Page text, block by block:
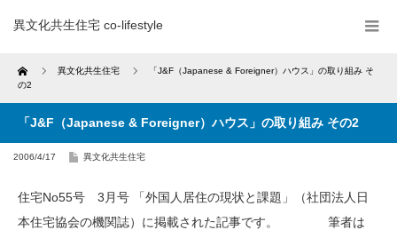
異文化共生住宅 co-lifestyle
Home 異文化共生住宅
「J&F（Japanese & Foreigner）ハウス」の取り組み そ
の2
「J&F（Japanese & Foreigner）ハウス」の取り組み その2
2006/4/17 異文化共生住宅
住宅No55号 3月号 「外国人居住の現状と課題」（社団法人日
本住宅協会の機関誌）に掲載された記事です。 筆者は